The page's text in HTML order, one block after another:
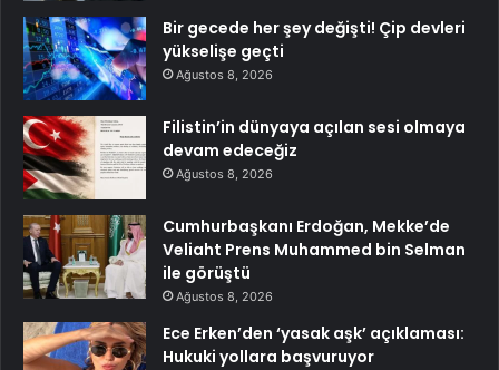
Bir gecede her şey değişti! Çip devleri
yükselişe geçti
Ağustos 8, 2026
Filistin’in dünyaya açılan sesi olmaya
devam edeceğiz
Ağustos 8, 2026
Cumhurbaşkanı Erdoğan, Mekke’de
Veliaht Prens Muhammed bin Selman
ile görüştü
Ağustos 8, 2026
Ece Erken’den ‘yasak aşk’ açıklaması:
Hukuki yollara başvuruyor